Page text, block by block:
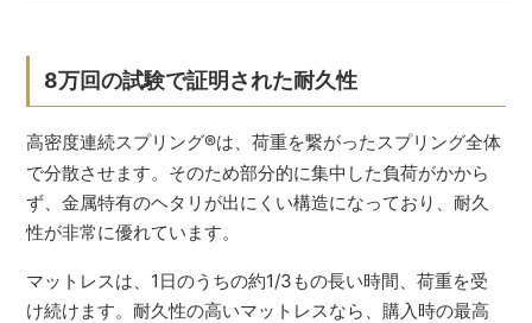
8万回の試験で証明された耐久性
高密度連続スプリング®は、荷重を繋がったスプリング全体
で分散させます。そのため部分的に集中した負荷がかから
ず、金属特有のヘタリが出にくい構造になっており、耐久
性が非常に優れています。
マットレスは、1日のうちの約1/3もの長い時間、荷重を受
け続けます。耐久性の高いマットレスなら、購入時の最高